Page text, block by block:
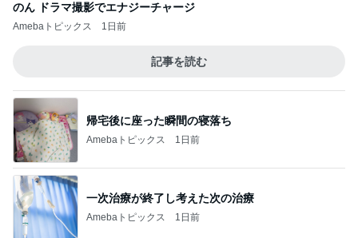
のん ドラマ撮影でエナジーチャージ
Amebaトピックス 1日前
記事を読む
帰宅後に座った瞬間の寝落ち
Amebaトピックス 1日前
一次治療が終了し考えた次の治療
Amebaトピックス 1日前